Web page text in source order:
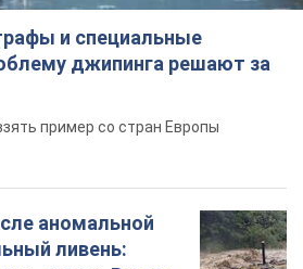
Ивано-Франковскую
729 тыс. грн
судья
решение
за доначисления